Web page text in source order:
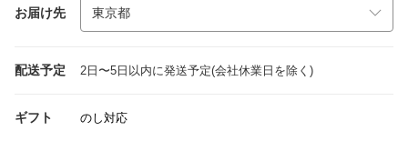
お届け先
配送予定 2日〜5日以内に発送予定(会社休業日を除く)
ギフト のし対応